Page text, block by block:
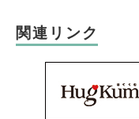
関連リンク